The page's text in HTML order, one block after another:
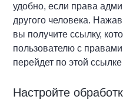
удобно, если права
другого человека.
вы получите ссылку,
пользователю с
перейдет по этой
Настройте